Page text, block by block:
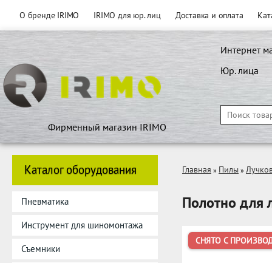
О бренде IRIMO IRIMO для юр. лиц Доставка и оплата
Фирменный магазин IRIMO
Интернет
Юр. лица
Каталог оборудования
Пневматика
Инструмент для шиномонтажа
Съемники
Главная » Пилы »
Полотно для
СНЯТО С